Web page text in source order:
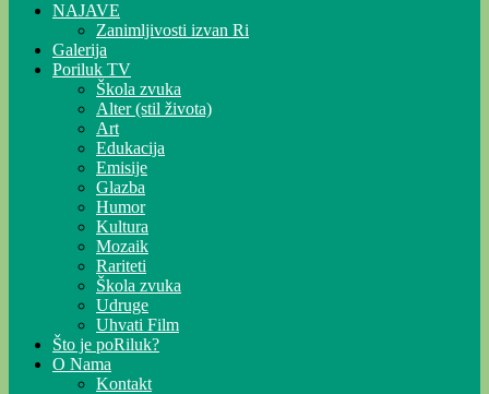
NAJAVE
Zanimljivosti izvan Ri
Galerija
Poriluk TV
Škola zvuka
Alter (stil života)
Art
Edukacija
Emisije
Glazba
Humor
Kultura
Mozaik
Rariteti
Škola zvuka
Udruge
Uhvati Film
Što je poRiluk?
O Nama
Kontakt